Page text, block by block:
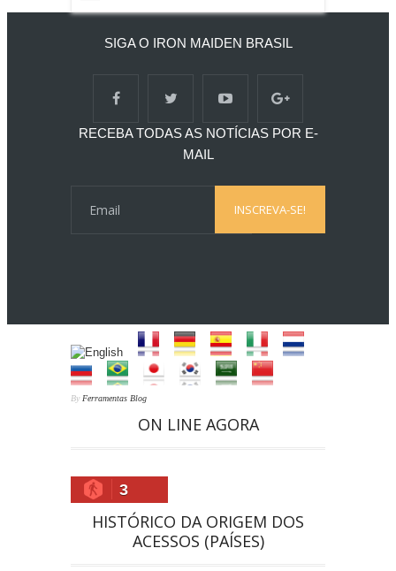
SIGA O IRON MAIDEN BRASIL
RECEBA TODAS AS NOTÍCIAS POR E-
MAIL
By Ferramentas Blog
ON LINE AGORA
3
HISTÓRICO DA ORIGEM DOS
ACESSOS (PAÍSES)